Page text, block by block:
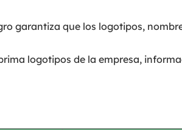
garantiza que los logotipos,
logotipos de la empresa,